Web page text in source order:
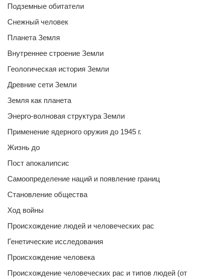
Подземные обитатели
Снежный человек
Планета Земля
Внутреннее строение Земли
Геологическая история Земли
Древние сети Земли
Земля как планета
Энерго-волновая структура Земли
Применение ядерного оружия до 1945 г.
Жизнь до
Пост апокалипсис
Самоопределение наций и появление границ
Становление общества
Ход войны
Происхождение людей и человеческих рас
Генетические исследования
Происхождение человека
Происхождение человеческих рас и типов людей (от